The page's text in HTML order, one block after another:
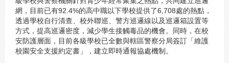
網，目前已有92.4%的高中職以下學校提供了6,708處的熱點，
透過學校自行清查、校外聯巡、警方巡邏線以及巡邏箱設置等
方式，提高巡邏密度，減少學生接觸毒品的機會。同時，在校
安防護層面，目前各級學校已全數與轄區警察分局簽訂「維護
校園安全支援約定書」，建立即時通報協處機制。